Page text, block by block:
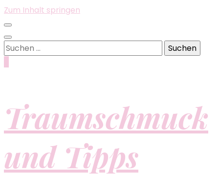
Zum Inhalt springen
Suchen
nach:
Traumschmuck
und Tipps